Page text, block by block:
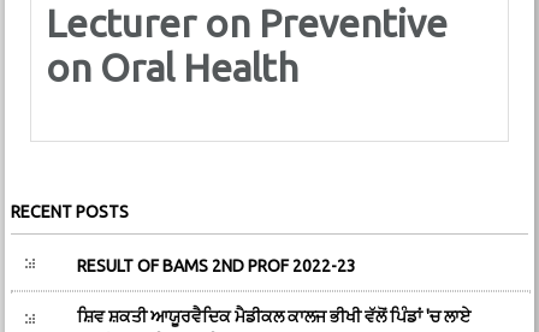
Lecturer on Preventive
on Oral Health
RECENT POSTS
RESULT OF BAMS 2ND PROF 2022-23
ਸ਼ਿਵ ਸ਼ਕਤੀ ਆਯੂਰਵੈਦਿਕ ਮੈਡੀਕਲ ਕਾਲਜ ਭੀਖੀ ਵੱਲੋਂ ਪਿੰਡਾਂ 'ਚ ਲਾਏ